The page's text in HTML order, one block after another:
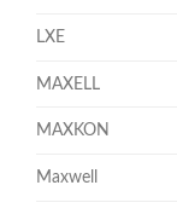
LXE
MAXELL
MAXKON
Maxwell